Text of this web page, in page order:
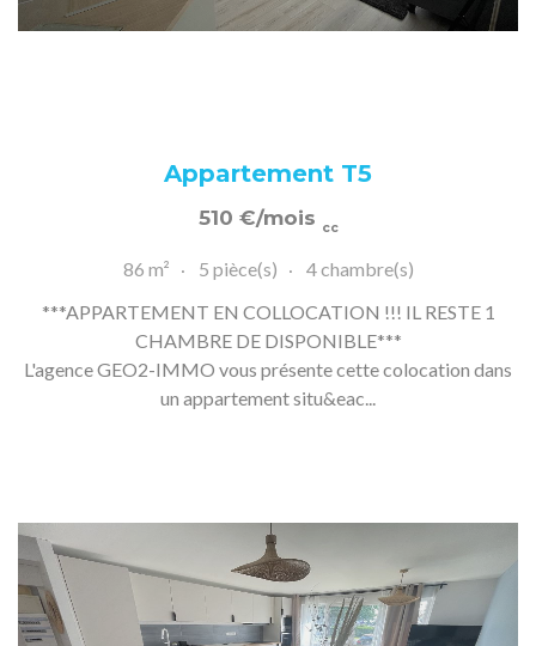
Appartement T5
510 €/mois cc
86 m² 5 pièce(s)
4 chambre(s)
***APPARTEMENT EN COLLOCATION !!! IL RESTE 1
CHAMBRE DE DISPONIBLE***
L'agence GEO2-IMMO vous présente cette colocation dans
un appartement situ&eac...